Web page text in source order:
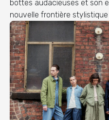
bottes audacieuses et son
nouvelle frontière stylistique